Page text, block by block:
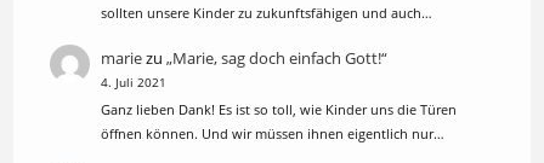
sollten unsere Kinder zu zukunftsfähigen und auch…
mariezu„Marie, sag doch einfach Gott!“
4. Juli 2021
Ganz lieben Dank! Es ist so toll, wie Kinder uns die Türen
öffnen können. Und wir müssen ihnen eigentlich nur…